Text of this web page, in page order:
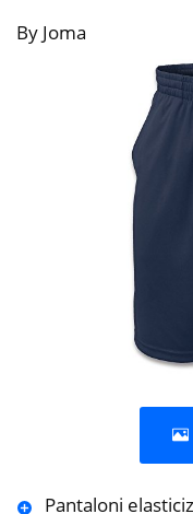
By Joma
Pantaloni